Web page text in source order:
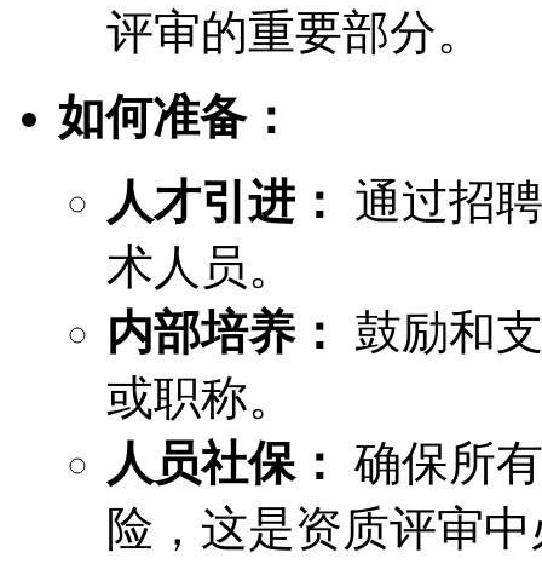
评审的重要部分。
如何准备：
人才引进：
通过招
术人员。
内部培养：
鼓励和
或职称。
人员社保： 确保所
险，这是资质评审